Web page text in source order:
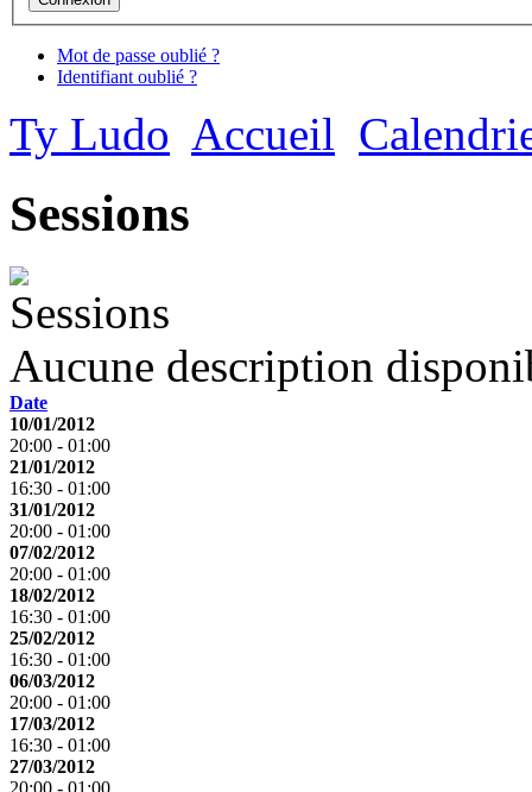
Mot de passe oublié ?
Identifiant oublié ?
Ty Ludo Accueil
Sessions
Aucune description
Date
10/01/2012
20:00 - 01:00
21/01/2012
16:30 - 01:00
31/01/2012
20:00 - 01:00
07/02/2012
20:00 - 01:00
18/02/2012
16:30 - 01:00
25/02/2012
16:30 - 01:00
06/03/2012
20:00 - 01:00
17/03/2012
16:30 - 01:00
27/03/2012
20:00 - 01:00